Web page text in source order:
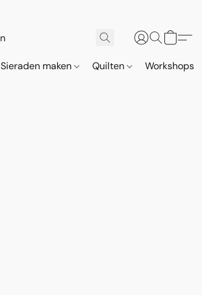
Sieraden maken Quilten Workshops